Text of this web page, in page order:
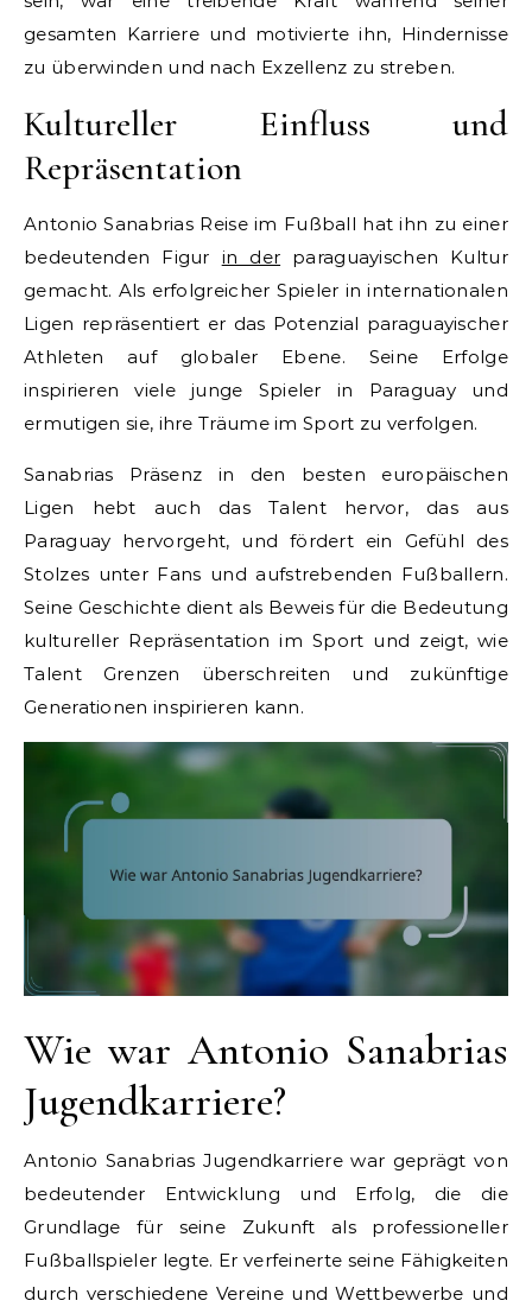
gesamten Karriere und motivierte ihn, Hindernisse
zu überwinden und nach Exzellenz zu streben.
Kultureller Einfluss und
Repräsentation
Antonio Sanabrias Reise im Fußball hat ihn zu einer
bedeutenden Figur in der paraguayischen Kultur
gemacht. Als erfolgreicher Spieler in internationalen
Ligen repräsentiert er das Potenzial paraguayischer
Athleten auf globaler Ebene. Seine Erfolge
inspirieren viele junge Spieler in Paraguay und
ermutigen sie, ihre Träume im Sport zu verfolgen.
Sanabrias Präsenz in den besten europäischen
Ligen hebt auch das Talent hervor, das aus
Paraguay hervorgeht, und fördert ein Gefühl des
Stolzes unter Fans und aufstrebenden Fußballern.
Seine Geschichte dient als Beweis für die Bedeutung
kultureller Repräsentation im Sport und zeigt, wie
Talent Grenzen überschreiten und zukünftige
Generationen inspirieren kann.
Wie war Antonio Sanabrias
Jugendkarriere?
Antonio Sanabrias Jugendkarriere war geprägt von
bedeutender Entwicklung und Erfolg, die die
Grundlage für seine Zukunft als professioneller
Fußballspieler legte. Er verfeinerte seine Fähigkeiten
durch verschiedene Vereine und Wettbewerbe und